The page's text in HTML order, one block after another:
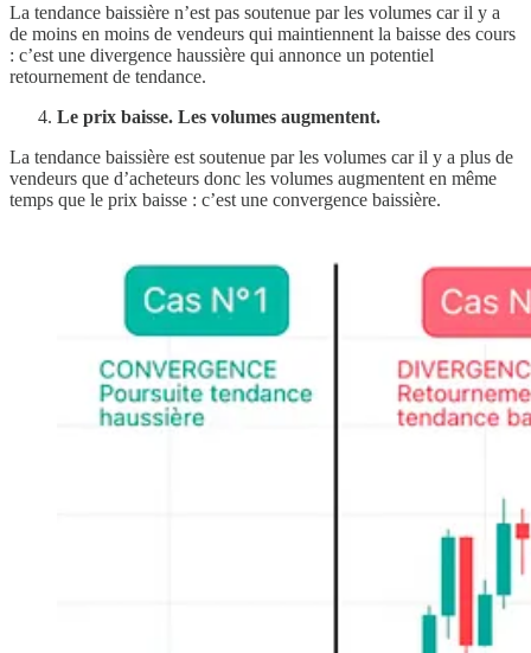
La tendance baissière n’est pas soutenue par les volumes car il y a
de moins en moins de vendeurs qui maintiennent la baisse des cours
: c’est une divergence haussière qui annonce un potentiel
retournement de tendance.
Le prix baisse. Les volumes augmentent.
La tendance baissière est soutenue par les volumes car il y a plus de
vendeurs que d’acheteurs donc les volumes augmentent en même
temps que le prix baisse : c’est une convergence baissière.